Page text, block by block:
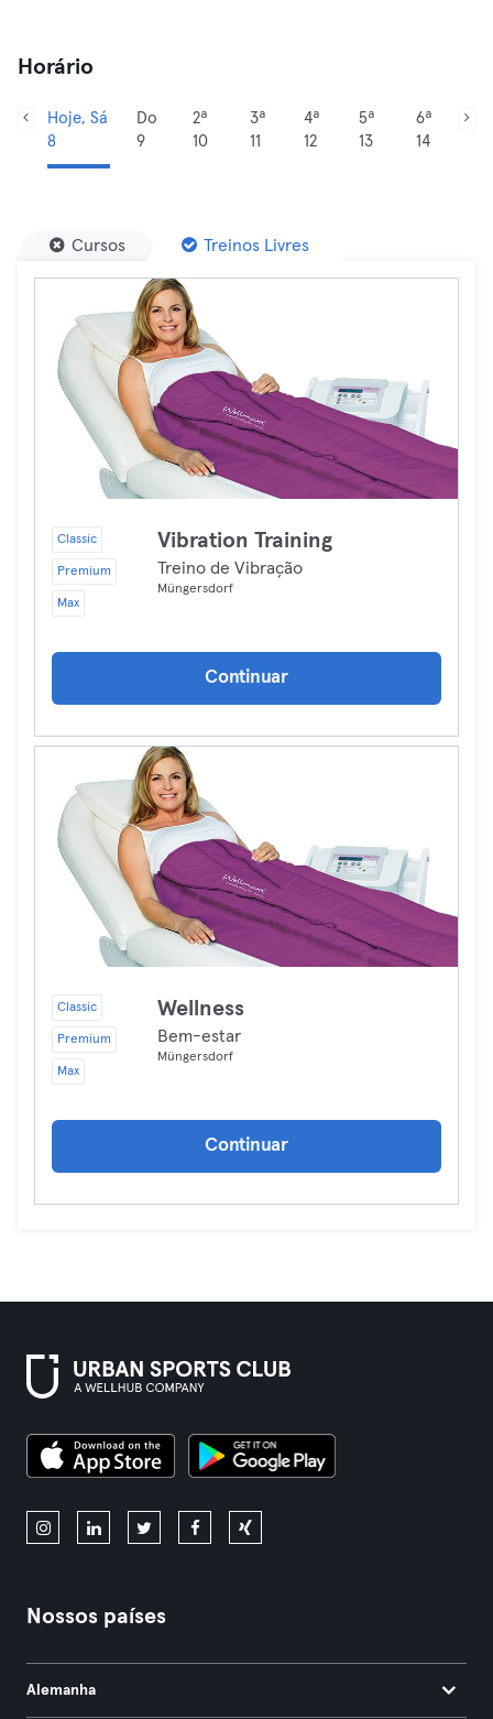
Horário
Hoje, Sá
8
Do
9
2ª
10
3ª
11
4ª
12
5ª
13
6ª
14
Cursos Treinos Livres
Classic
Premium
Max
Vibration Training
Treino de Vibração
Müngersdorf
Continuar
Classic
Premium
Max
Wellness
Bem-estar
Müngersdorf
Continuar
Nossos países
Alemanha